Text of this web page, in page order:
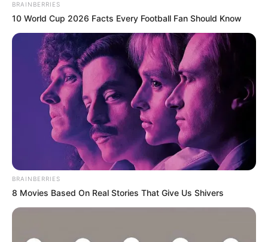
BRAINBERRIES
10 World Cup 2026 Facts Every Football Fan Should Know
BRAINBERRIES
8 Movies Based On Real Stories That Give Us Shivers